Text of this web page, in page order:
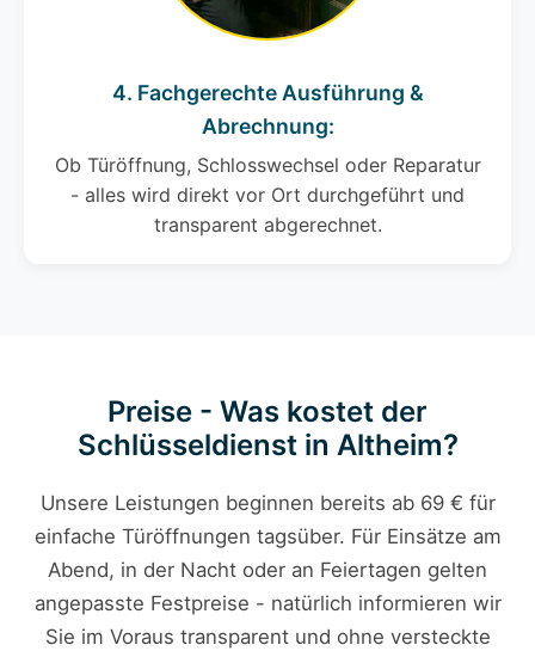
4. Fachgerechte Ausführung &
Abrechnung:
Ob Türöffnung, Schlosswechsel oder Reparatur
- alles wird direkt vor Ort durchgeführt und
transparent abgerechnet.
Preise - Was kostet der
Schlüsseldienst in Altheim?
Unsere Leistungen beginnen bereits ab 69 € für
einfache Türöffnungen tagsüber. Für Einsätze am
Abend, in der Nacht oder an Feiertagen gelten
angepasste Festpreise - natürlich informieren wir
Sie im Voraus transparent und ohne versteckte